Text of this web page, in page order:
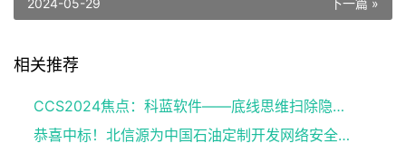
相关推荐
CCS2024焦点：科蓝软件——底线思维扫除隐患，国产数据库捍卫金融数据安全
恭喜中标！北信源为中国石油定制开发网络安全应急指挥系统